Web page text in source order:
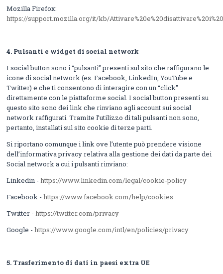
Mozilla Firefox:
https://support.mozilla.org/it/kb/
4. Pulsanti e widget di social network
I social button sono i “pulsanti” presenti sul sito che raffigurano le
icone di social network (es. Facebook, LinkedIn, YouTube e
Twitter) e che ti consentono di interagire con un “click”
direttamente con le piattaforme social. I social button presenti su
questo sito sono dei link che rinviano agli account sui social
network raffigurati. Tramite l’utilizzo di tali pulsanti non sono,
pertanto, installati sul sito cookie di terze parti.
Si riportano comunque i link ove l’utente può prendere visione
dell’informativa privacy relativa alla gestione dei dati da parte dei
Social network a cui i pulsanti rinviano:
Linkedin -https://www.linkedin.com/legal/cookie-policy
Facebook -https://www.facebook.com/help/cookies
Twitter -https://twitter.com/privacy
Google -https://www.google.com/intl/en/policies/privacy
5. Trasferimento di dati in paesi extra UE